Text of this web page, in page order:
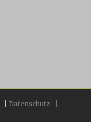
Datenschutz